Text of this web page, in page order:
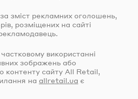
за зміст рекламних оголошень,
розміщених на сайті
використанні
зображень або
контенту сайту All Retail,
на allretail.ua є